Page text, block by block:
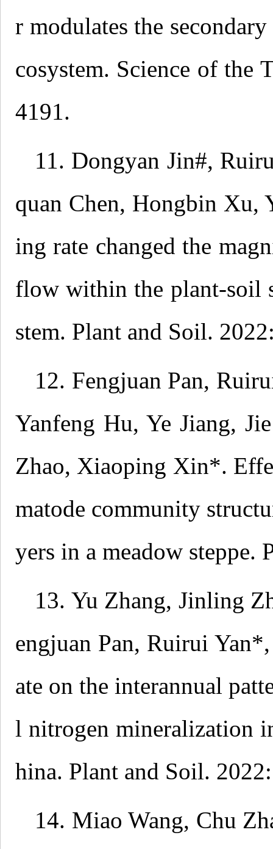
r modulates the
cosystem. Science of the
4191.
11. Dongyan Jin#,
quan Chen, Hongbin Xu,
ing rate changed the
flow within the plant-soil
stem. Plant and Soil.
12. Fengjuan Pan,
Yanfeng Hu, Ye Jiang,
Zhao, Xiaoping Xin*.
matode community
yers in a meadow steppe.
13. Yu Zhang, Jinling
engjuan Pan, Ruirui
ate on the interannual
l nitrogen mineralization
hina. Plant and Soil.
14. Miao Wang, Chu